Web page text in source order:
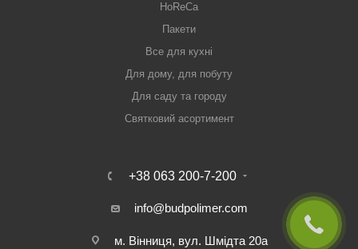
HoReCa
Пакети
Все для кухні
Для дому, для побуту
Для саду та городу
Святковий асортимент
+38 063 200-7-200
info@budpolimer.com
м. Вінниця, вул. Шмідта 20а